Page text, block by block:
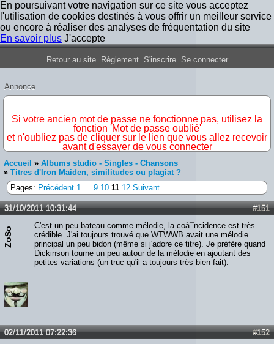
En poursuivant votre navigation sur ce site vous acceptez
l'utilisation de cookies destinés à vous offrir un meilleur service
ou encore à réaliser des analyses de fréquentation du site
En savoir plus J'accepte
Forum Iron Maiden France
Retour au site Règlement S'inscrire Se connecter
Annonce
Si votre ancien mot de passe ne fonctionne pas, utilisez la
fonction 'Mot de passe oublié'
et n'oubliez pas de cliquer sur le lien que vous allez recevoir
avant d'essayer de vous connecter
Accueil » Albums studio - Singles - Chansons
» Titres d'Iron Maiden, similitudes ou plagiat ?
Pages: Précédent 1 … 9 10 11 12 Suivant
#151
31/10/2011 10:31:44
ZoSo
C'est un peu bateau comme mélodie, la coà¯ncidence est très
crédible. J'ai toujours trouvé que WTWWB avait une mélodie
principal un peu bidon (même si j'adore ce titre). Je préfère quand
Dickinson tourne un peu autour de la mélodie en ajoutant des
petites variations (un truc qu'il a toujours très bien fait).
#152
02/11/2011 07:22:36